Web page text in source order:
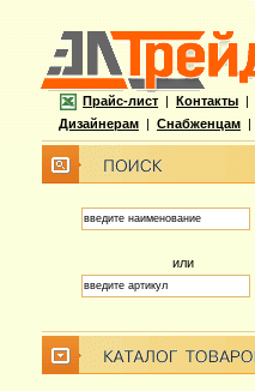
Прайс-лист | Контакты |
Дизайнерам | Снабженцам |
или